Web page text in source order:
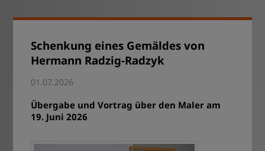
Schenkung eines Gemäldes von
Hermann Radzig-Radzyk
01.07.2026
Übergabe und Vortrag über den Maler am
19. Juni 2026